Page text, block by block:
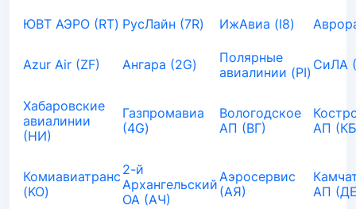
ЮВТ АЭРО (RT) РусЛайн (7R) ИжАвиа (I8)
Azur Air (ZF) Ангара (2G)
Полярные
авиалинии (PI) СиЛА
Хабаровские
авиалинии
(НИ)
Газпромавиа
(4G)
Вологодское
АП (ВГ)
АП
Комиавиатранс
(KO)
2-й
Архангельский
ОА (АЧ)
Аэросервис
(АЯ)
АП